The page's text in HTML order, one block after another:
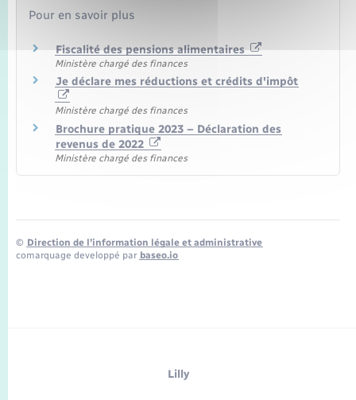
Pour en savoir plus
Fiscalité des pensions alimentaires
Ministère chargé des finances
Je déclare mes réductions et crédits d'impôt
Ministère chargé des finances
Brochure pratique 2023 – Déclaration des
revenus de 2022
Ministère chargé des finances
© Direction de l’information légale et administrative
comarquage developpé par baseo.io
Lilly